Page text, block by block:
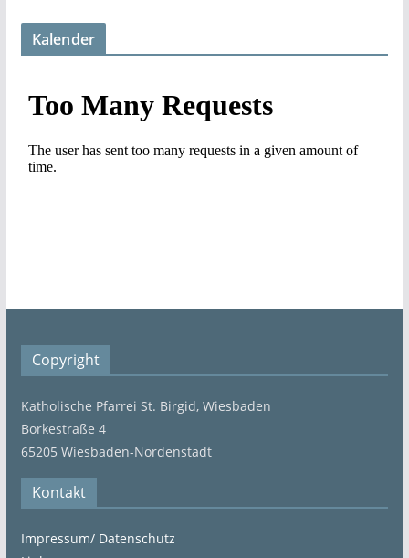
Kalender
Copyright
Katholische Pfarrei St. Birgid, Wiesbaden
Borkestraße 4
65205 Wiesbaden-Nordenstadt
Kontakt
Impressum/ Datenschutz